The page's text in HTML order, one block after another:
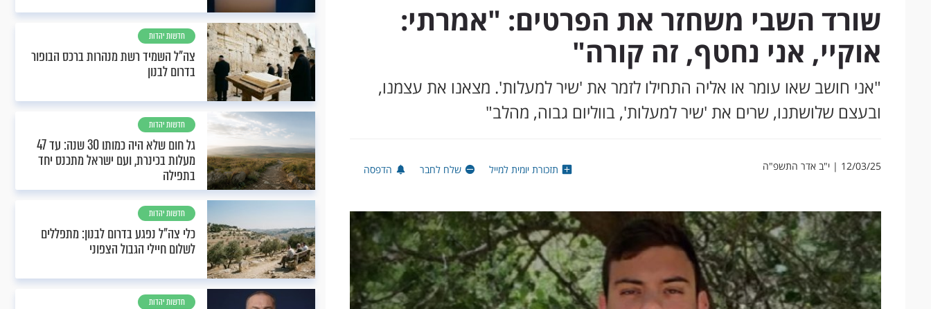
שורד השבי משחזר את הפרטים: "אמרתי:
אוקיי, אני נחטף, זה קורה"
"אני חושב שאו עומר או אליה התחילו לזמר את 'שיר למעלות'. מצאנו את עצמנו,
ובעצם שלושתנו, שרים את 'שיר למעלות', בווליום גבוה, מהלב"
12/03/25 | י"ב אדר התשפ"ה תזכורת יומית למייל שלח לחבר הדפסה
חדשות יהדות
צה"ל השמיד רשת מנהרות ברכס הבופור
בדרום לבנון
חדשות יהדות
גל חום שלא היה כמותו 30 שנה: עד 47
מעלות בכינרת, ועם ישראל מתכנס יחד
בתפילה
חדשות יהדות
כלי צה"ל נפגע בדרום לבנון: מתפללים
לשלום חיילי הגבול הצפוני
חדשות יהדות